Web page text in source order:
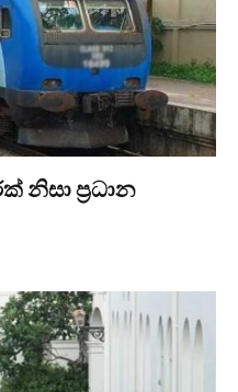
නිසා ප්‍රධාන